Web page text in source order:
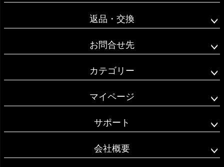
返品・交換
お問合せ先
カテゴリー
マイページ
サポート
会社概要